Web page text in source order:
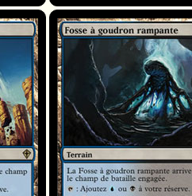
Fosse à goudron rampante